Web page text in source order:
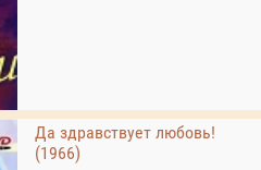
Да здравствует любовь!
(1966)